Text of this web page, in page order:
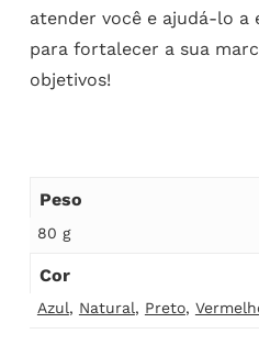
atender você e ajudá-lo
para fortalecer a sua
objetivos!
Peso
80 g
Cor
Azul, Natural, Preto,